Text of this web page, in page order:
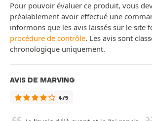
Pour pouvoir évaluer ce produit, vous
préalablement avoir effectué une
informons que les avis laissés sur le site
procédure de contrôle. Les avis sont
chronologique uniquement.
AVIS DE MARVING
4/5